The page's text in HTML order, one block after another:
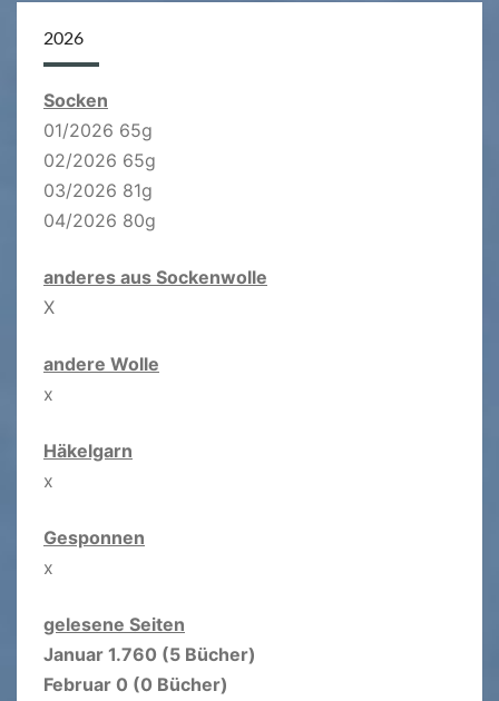
2026
Socken
01/2026 65g
02/2026 65g
03/2026 81g
04/2026 80g
anderes aus Sockenwolle
X
andere Wolle
x
Häkelgarn
x
Gesponnen
x
gelesene Seiten
Januar 1.760 (5 Bücher)
Februar 0 (0 Bücher)